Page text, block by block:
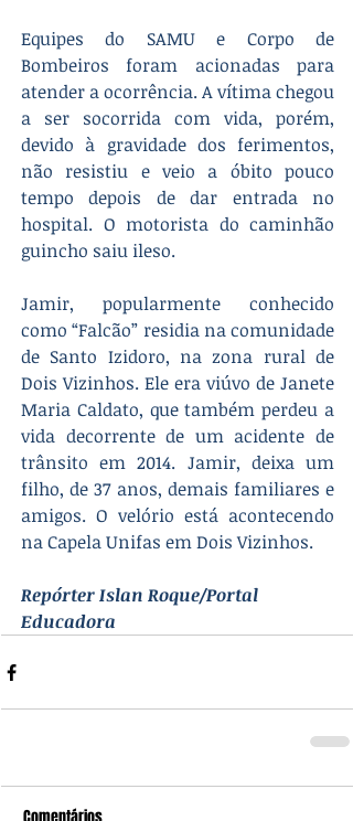
Equipes do SAMU e Corpo de
Bombeiros foram acionadas para
atender a ocorrência. A vítima chegou
a ser socorrida com vida, porém,
devido à gravidade dos ferimentos,
não resistiu e veio a óbito pouco
tempo depois de dar entrada no
hospital. O motorista do caminhão
guincho saiu ileso.
Jamir, popularmente conhecido
como “Falcão” residia na comunidade
de Santo Izidoro, na zona rural de
Dois Vizinhos. Ele era viúvo de Janete
Maria Caldato, que também perdeu a
vida decorrente de um acidente de
trânsito em 2014. Jamir, deixa um
filho, de 37 anos, demais familiares e
amigos. O velório está acontecendo
na Capela Unifas em Dois Vizinhos.
Repórter Islan Roque/Portal
Educadora